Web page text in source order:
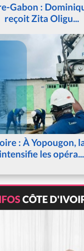
Gabon :
reçoit Zita Oligu...
: À Yopougon,
intensifie les opéra...
CÔTE